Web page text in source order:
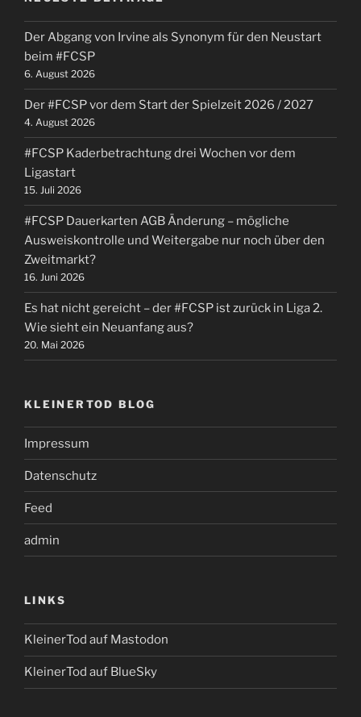
TSG
nach
einem
wenig
berauschendem
Oktober“
Der Abgang von Irvine als Synonym für den Neustart
beim #FCSP
6. August 2026
Der #FCSP vor dem Start der Spielzeit 2026 / 2027
4. August 2026
#FCSP Kaderbetrachtung drei Wochen vor dem
Ligastart
15. Juli 2026
#FCSP Dauerkarten AGB Änderung – mögliche
Ausweiskontrolle und Weitergabe nur noch über den
Zweitmarkt?
16. Juni 2026
Es hat nicht gereicht – der #FCSP ist zurück in Liga 2.
Wie sieht ein Neuanfang aus?
20. Mai 2026
KLEINERTOD BLOG
Impressum
Datenschutz
Feed
admin
LINKS
KleinerTod auf Mastodon
KleinerTod auf BlueSky